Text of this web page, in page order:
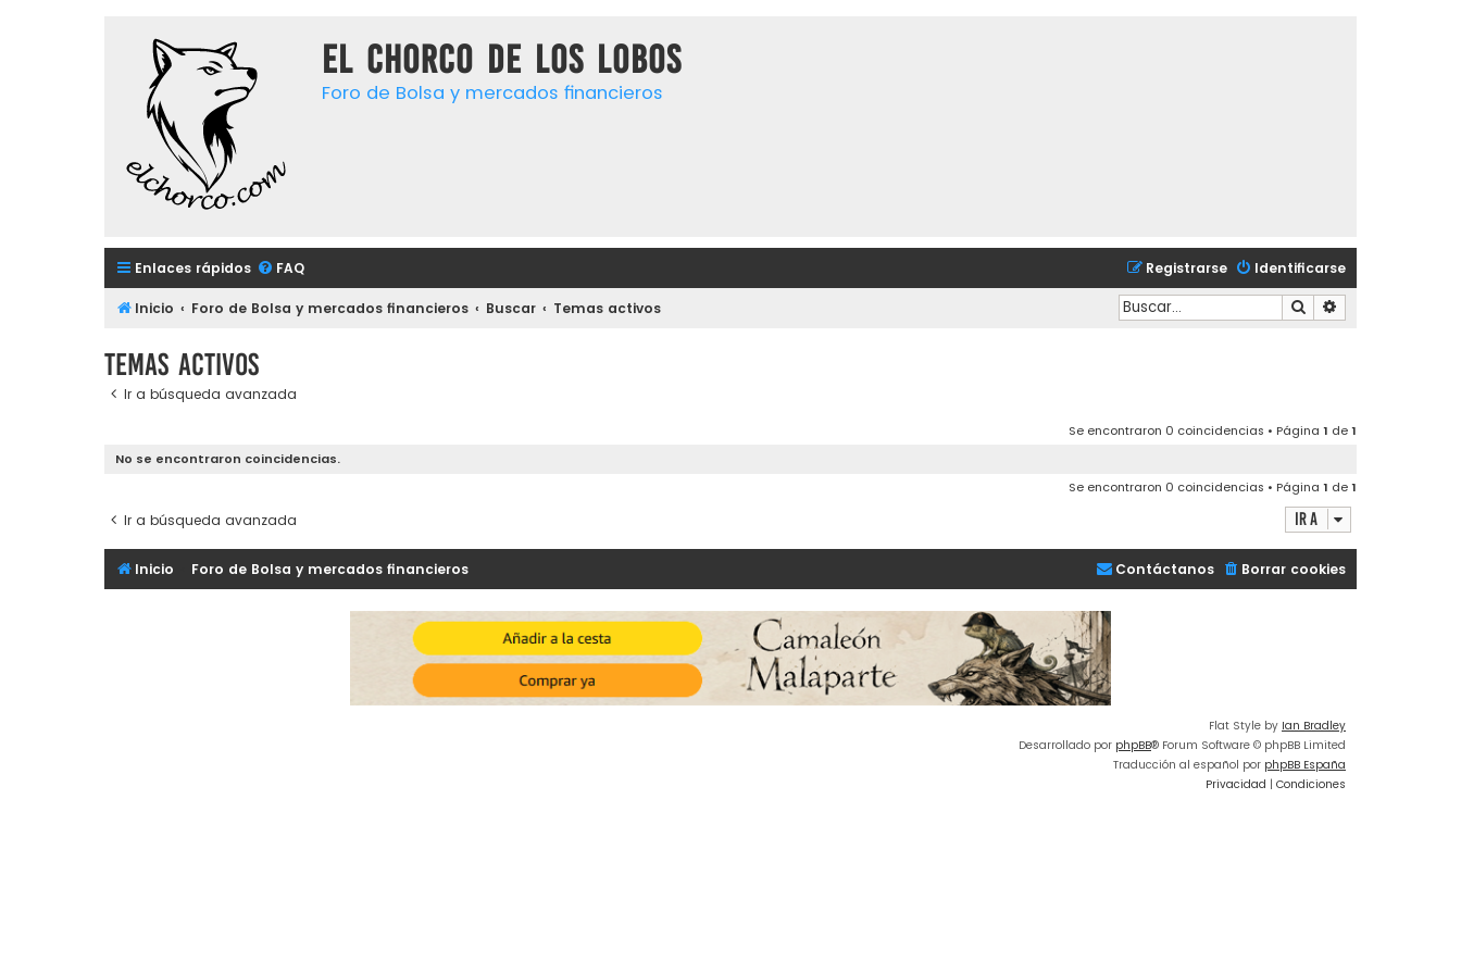
El chorco de los lobos
Foro de Bolsa y mercados financieros
Enlaces rápidos FAQ Identificarse
Registrarse
Inicio Foro de Bolsa y mercados financieros Buscar Temas activos Buscar
Temas activos
Ir a búsqueda avanzada
Se encontraron 0 coincidencias • Página 1 de1
No se encontraron coincidencias.
Se encontraron 0 coincidencias • Página 1 de1
Ir a búsqueda avanzada Ir a
Inicio Foro de Bolsa y mercados financieros Borrar cookies
Contáctanos
Flat Style by Ian Bradley
Desarrollado por phpBB® Forum Software © phpBB Limited
Traducción al español por phpBB España
Privacidad | Condiciones